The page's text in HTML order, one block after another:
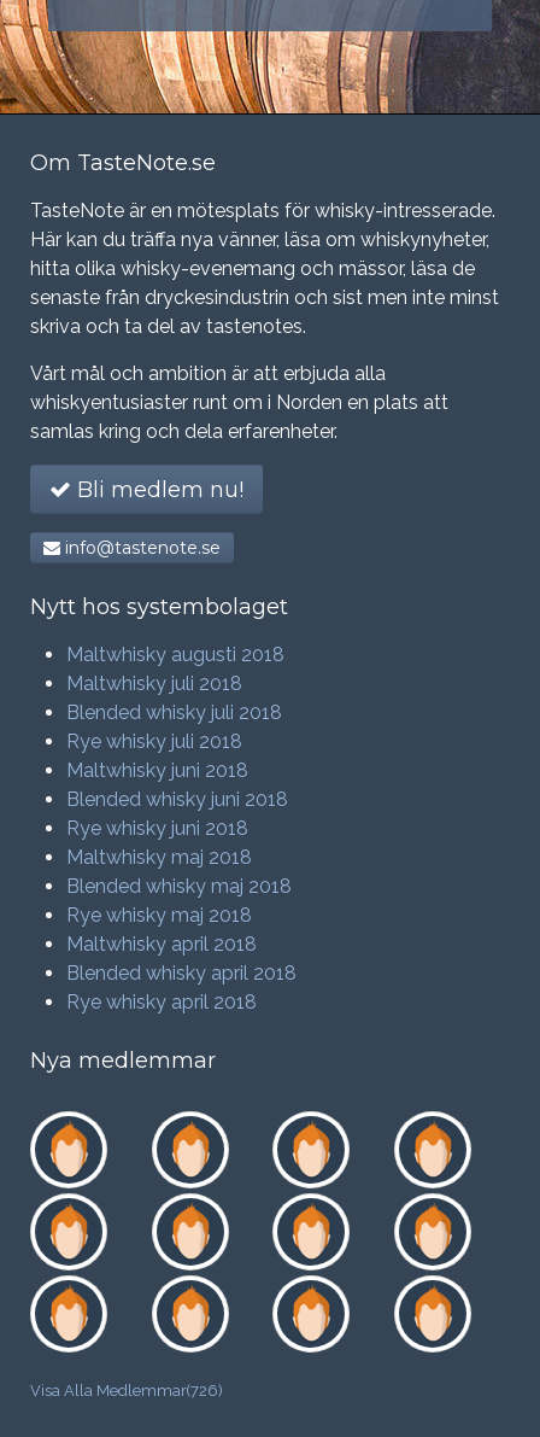
Om TasteNote.se
TasteNote är en mötesplats för whisky-intresserade.
Här kan du träffa nya vänner, läsa om whiskynyheter,
hitta olika whisky-evenemang och mässor, läsa de
senaste från dryckesindustrin och sist men inte minst
skriva och ta del av tastenotes.
Vårt mål och ambition är att erbjuda alla
whiskyentusiaster runt om i Norden en plats att
samlas kring och dela erfarenheter.
Bli medlem nu!
info@tastenote.se
Nytt hos systembolaget
Maltwhisky augusti 2018
Maltwhisky juli 2018
Blended whisky juli 2018
Rye whisky juli 2018
Maltwhisky juni 2018
Blended whisky juni 2018
Rye whisky juni 2018
Maltwhisky maj 2018
Blended whisky maj 2018
Rye whisky maj 2018
Maltwhisky april 2018
Blended whisky april 2018
Rye whisky april 2018
Nya medlemmar
Visa Alla Medlemmar(726)